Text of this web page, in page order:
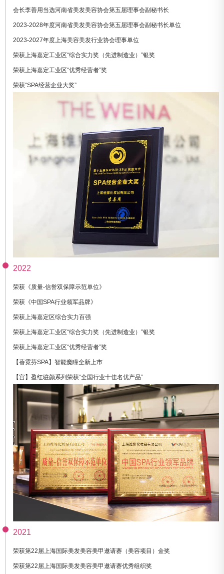
会长李善用当选河南省美发美容协会第五届理事会副秘书长
2023-2028年度河南省美发美容协会第五届理事会副秘书长单位
2023-2027年度上海美容美发行业协会理事单位
荣获上海嘉定工业区“综合实力奖（先进制造业）”银奖
荣获上海嘉定工业区“优秀经营者”奖
荣获“SPA经营企业大奖”
2022
荣获《质量-信誉双保障示范单位》
荣获《中国SPA行业领军品牌》
荣获上海嘉定区综合实力百强
荣获上海嘉定工业区“综合实力奖（先进制造业）”银奖
荣获上海嘉定工业区“优秀经营者”奖
【蓓霓芬SPA】智能魔瞳全新上市
【宫】盈红驻颜系列荣获“全国行业十佳名优产品”
2021
荣获第22届上海国际美发美容美甲邀请赛（美容项目）金奖
荣获第22届上海国际美发美容美甲邀请赛优秀组织奖